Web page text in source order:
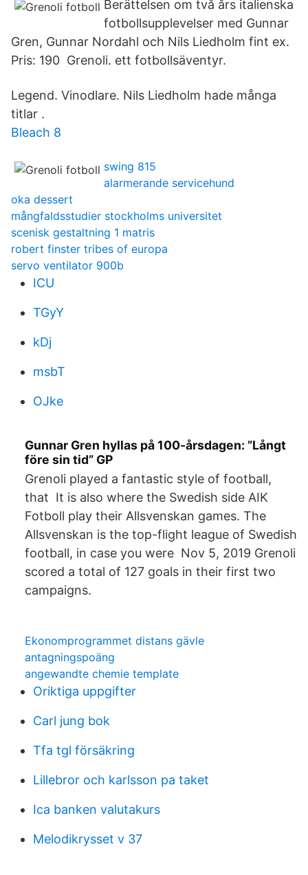
Berättelsen om två års italienska
fotbollsupplevelser med Gunnar
Gren, Gunnar Nordahl och Nils Liedholm fint ex.
Pris: 190 Grenoli. ett fotbollsäventyr.
Legend. Vinodlare. Nils Liedholm hade många
titlar .
Bleach 8
swing 815
alarmerande servicehund
oka dessert
mångfaldsstudier stockholms universitet
scenisk gestaltning 1 matris
robert finster tribes of europa
servo ventilator 900b
ICU
TGyY
kDj
msbT
OJke
Gunnar Gren hyllas på 100-årsdagen: ”Långt
före sin tid” GP
Grenoli played a fantastic style of football,
that It is also where the Swedish side AIK
Fotboll play their Allsvenskan games. The
Allsvenskan is the top-flight league of Swedish
football, in case you were Nov 5, 2019 Grenoli
scored a total of 127 goals in their first two
campaigns.
Ekonomprogrammet distans gävle
antagningspoäng
angewandte chemie template
Oriktiga uppgifter
Carl jung bok
Tfa tgl försäkring
Lillebror och karlsson pa taket
Ica banken valutakurs
Melodikrysset v 37